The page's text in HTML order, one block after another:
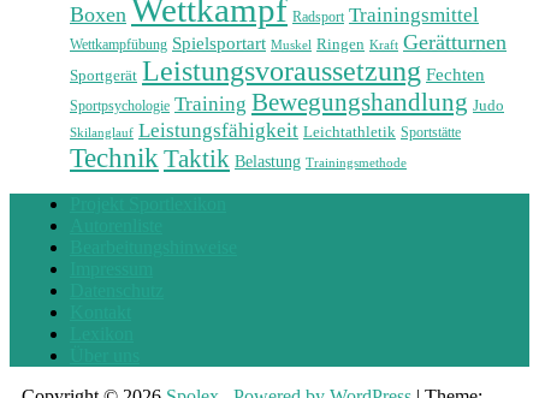
Boxen Wettkampf Radsport Trainingsmittel
Wettkampfübung Spielsportart Muskel Ringen Kraft Gerätturnen
Sportgerät Leistungsvoraussetzung Fechten
Sportpsychologie Training Bewegungshandlung Judo
Skilanglauf Leistungsfähigkeit Leichtathletik Sportstätte
Technik Taktik Belastung Trainingsmethode